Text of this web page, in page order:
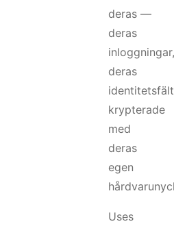
deras —
deras
inloggningar,
deras
krypterade
med
deras
egen
Uses